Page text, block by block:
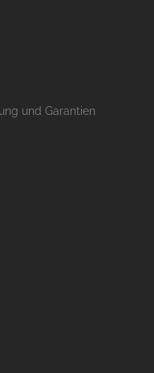
und Garantien